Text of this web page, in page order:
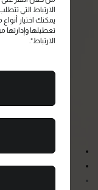
الارتباط التي
يمكنك اختيار
تعطيلها وإدارتها
الارتباط".